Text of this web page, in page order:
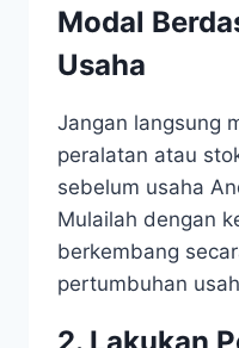
Modal
Usaha
Jangan langsung
peralatan atau
sebelum usaha
Mulailah dengan
berkembang
pertumbuhan